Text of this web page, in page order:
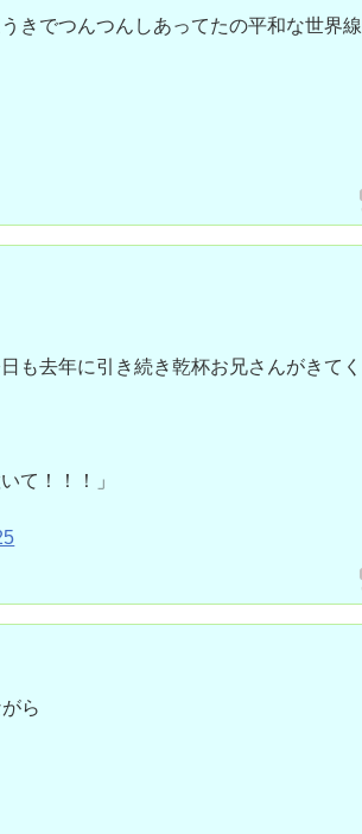
きでつんつんしあってたの平和な世界線
も去年に引き続き乾杯お兄さんがきてく
て！！！」
ら